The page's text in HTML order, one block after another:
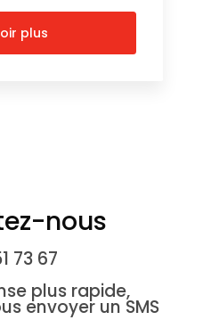
plus
nous
73 67
plus rapide,
envoyer un SMS